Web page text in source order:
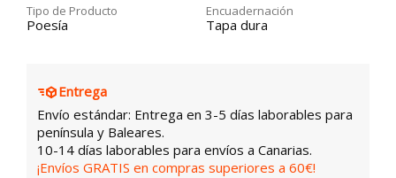
Tipo de Producto
Poesía
Encuadernación
Tapa dura
Entrega
Envío estándar: Entrega en 3-5 días laborables para
península y Baleares.
10-14 días laborables para envíos a Canarias.
¡Envíos GRATIS en compras superiores a 60€!